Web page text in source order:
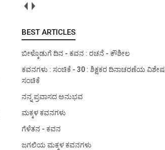
BEST ARTICLES
ಬೀಳ್ಕೊಡುಗೆ ದಿನ - ಕವನ : ರಚನೆ - ಕೌಶೀಲ
ಕವನಗಳು : ಸಂಚಿಕೆ - 30 : ಶಿಕ್ಷಕರ ದಿನಾಚರಣೆಯ ವಿಶೇಷ
ಸಂಚಿಕೆ
ನನ್ನ ಪ್ರವಾಸದ ಅನುಭವ
ಮಕ್ಕಳ ಕವನಗಳು
ಗೆಳೆತನ - ಕವನ
ಜಗಲಿಯ ಮಕ್ಕಳ ಕವನಗಳು